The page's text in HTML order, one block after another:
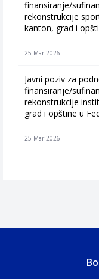
finansiranje/
rekonstrukcije
kanton, grad i
25 Mar 2026
Javni poziv za
finansiranje/
rekonstrukcije
grad i opštine u
25 Mar 2026